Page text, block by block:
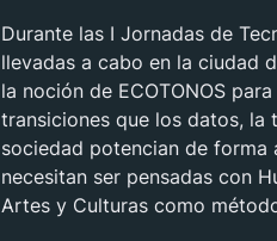
Durante las I Jornadas de
llevadas a cabo en la ciudad
la noción de ECOTONOS
transiciones que los datos, la
sociedad potencian de forma
necesitan ser pensadas con
Artes y Culturas como